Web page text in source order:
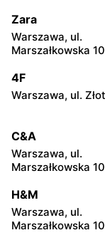
28\U4
Chorten
Abrahama 7a
Chorten
18/1a
Chorten
29a
Chorten
Zara
Warszawa, ul.
Marszałkowska
4F
Warszawa, ul.
C&A
Warszawa, ul.
Marszałkowska
H&M
Warszawa, ul.
Marszałkowska